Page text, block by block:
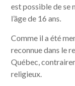
est possible de se
l’âge de 16 ans.
Comme il a été
reconnue dans le
Québec,
religieux.